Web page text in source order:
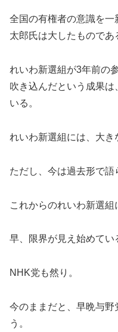
全国の有権者の意識を
太郎氏は大したものであ
れいわ新選組が3年前の
吹き込んだという成果
いる。
れいわ新選組には、大き
ただし、今は過去形で語
これからのれいわ新選組
早、限界が見え始めてい
NHK党も然り。
今のままだと、早晩与野
う。